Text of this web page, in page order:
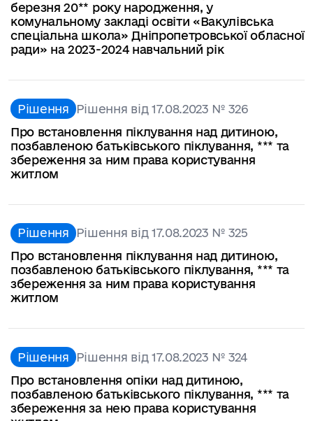
березня 20** року народження, у
комунальному закладі освіти «Вакулівська
спеціальна школа» Дніпропетровської обласної
ради» на 2023-2024 навчальний рік
Рішення Рішення від 17.08.2023 № 326
Про встановлення піклування над дитиною,
позбавленою батьківського піклування, *** та
збереження за ним права користування
житлом
Рішення Рішення від 17.08.2023 № 325
Про встановлення піклування над дитиною,
позбавленою батьківського піклування, *** та
збереження за ним права користування
житлом
Рішення Рішення від 17.08.2023 № 324
Про встановлення опіки над дитиною,
позбавленою батьківського піклування, *** та
збереження за нею права користування